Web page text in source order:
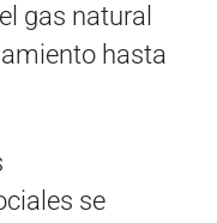
gas natural
hasta
se